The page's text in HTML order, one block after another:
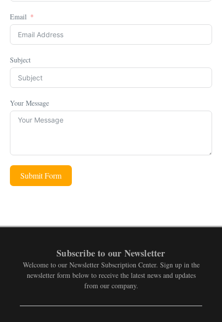
Email
Subject
Your Message
Submit Form
Subscribe to our Newsletter
Welcome to our Newsletter Subscription Center. Sign up in the
newsletter form below to receive the latest news and updates
from our company.